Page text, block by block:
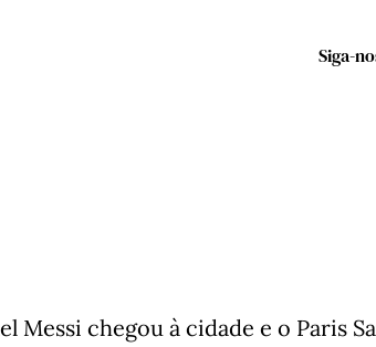
Siga-
Messi chegou à cidade e o Paris